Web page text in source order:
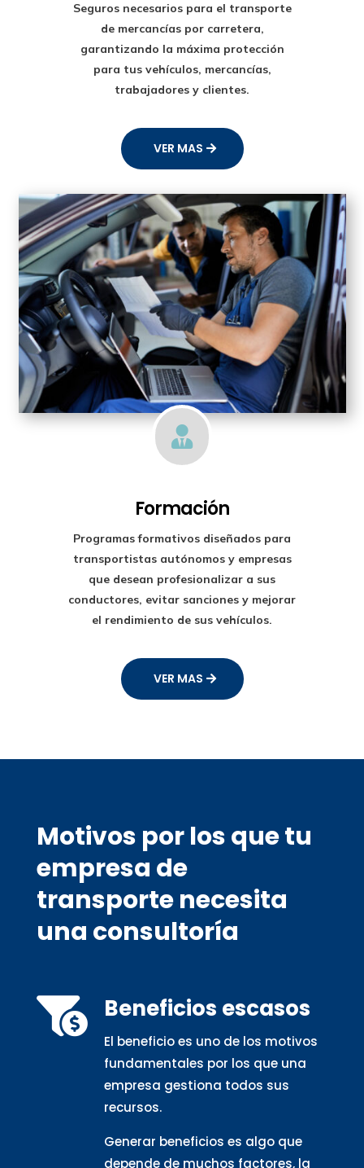
Seguros necesarios para el transporte
de mercancías por carretera,
garantizando la máxima protección
para tus vehículos, mercancías,
trabajadores y clientes.
VER MAS

Formación
Programas formativos diseñados para
transportistas autónomos y empresas
que desean profesionalizar a sus
conductores, evitar sanciones y mejorar
el rendimiento de sus vehículos.
VER MAS
Motivos por los que tu
empresa de
transporte necesita
una consultoría
 Beneficios escasos
El beneficio es uno de los motivos
fundamentales por los que una
empresa gestiona todos sus
recursos.
Generar beneficios es algo que
depende de muchos factores, la